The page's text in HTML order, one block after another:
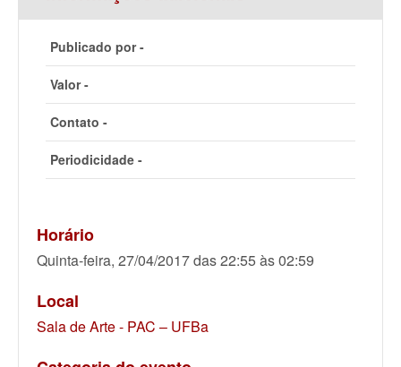
Publicado por -
Valor -
Contato -
Periodicidade -
Horário
Quinta-feira, 27/04/2017 das 22:55 às 02:59
Local
Sala de Arte - PAC – UFBa